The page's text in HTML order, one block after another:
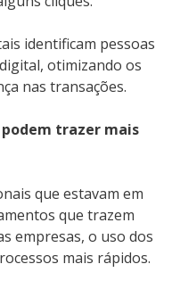
identificam pessoas
otimizando os
nas transações.
trazer mais
que estavam em
que trazem
empresas, o uso dos
mais rápidos.